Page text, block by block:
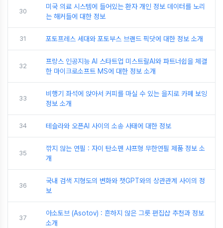
30
미국 의료 시스템에 들어있는 환자 개인 정보 데이터를 노리
는 해커들에 대한 정보
31 포토프레스 세대와 포토부스 브랜드 픽닷에 대한 정보 소개
32
프랑스 인공지능 AI 스타트업 미스트랄AI와 파트너쉽을 체결
한 마이크로소프트 MS에 대한 정보 소개
33
비행기 좌석에 앉아서 커피를 마실 수 있는 을지로 카페 보잉
정보 소개
34 테슬라와 오픈AI 사이의 소송 사태에 대한 정보
35
깎지 않는 연필 : 자이 탄소펜 샤프형 무한연필 제품 정보 소
개
36
국내 검색 지형도의 변화와 챗GPT와의 상관관계 사이의 정
보
37
아소토브 (Asotov) : 흔하지 않은 그릇 편집샵 추천과 정보
소개